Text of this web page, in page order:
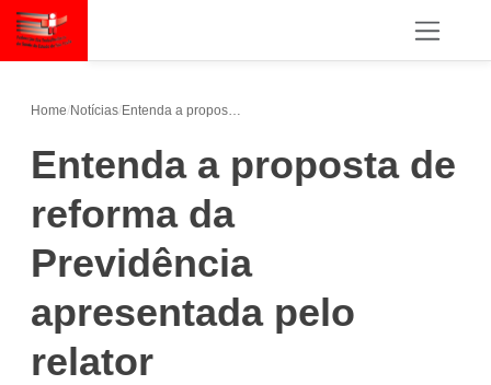
Home/Notícias/
Entenda a proposta de
reforma da
Previdência
apresentada pelo
relator